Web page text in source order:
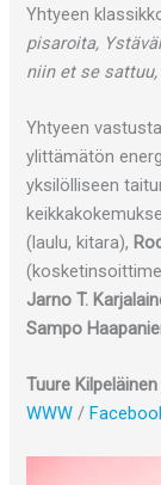
Yhtyeen
pisaroita,
niin et se
Yhtyeen
ylittämätön
yksilölliseen
(laulu, kitara),
Jarno T.
Sampo
Tuure
WWW/